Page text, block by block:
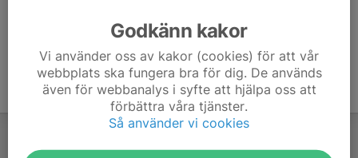
Godkänn kakor
Vi använder oss av kakor (cookies) för att vår
webbplats ska fungera bra för dig. De används
även för webbanalys i syfte att hjälpa oss att
förbättra våra tjänster.
Så använder vi cookies